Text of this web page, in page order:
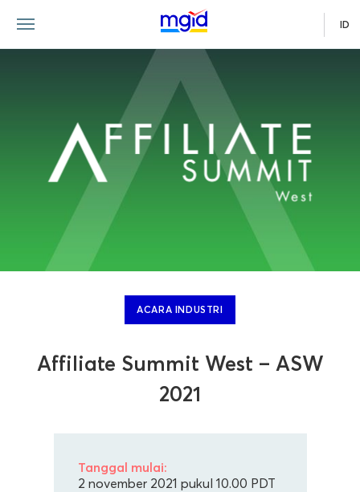
ID
Affiliate Summit West – ASW
2021
Tanggal mulai:
2 november 2021 pukul 10.00 PDT
ACARA INDUSTRI